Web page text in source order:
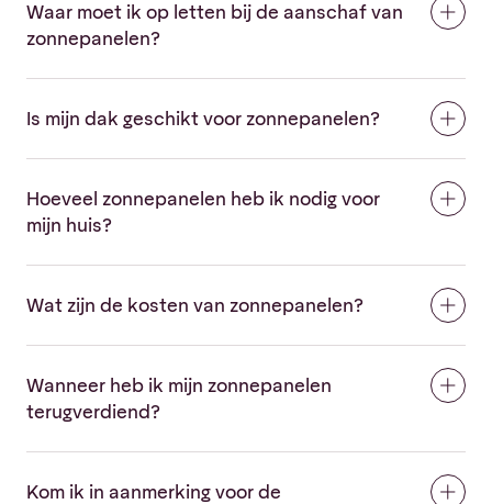
Waar moet ik op letten bij de aanschaf van
zonnepanelen?
Is mijn dak geschikt voor zonnepanelen?
Hoeveel zonnepanelen heb ik nodig voor
mijn huis?
Wat zijn de kosten van zonnepanelen?
Wanneer heb ik mijn zonnepanelen
terugverdiend?
Kom ik in aanmerking voor de